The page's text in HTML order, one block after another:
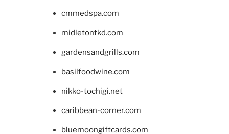
cmmedspa.com
midletontkd.com
gardensandgrills.com
basilfoodwine.com
nikko-tochigi.net
caribbean-corner.com
bluemoongiftcards.com